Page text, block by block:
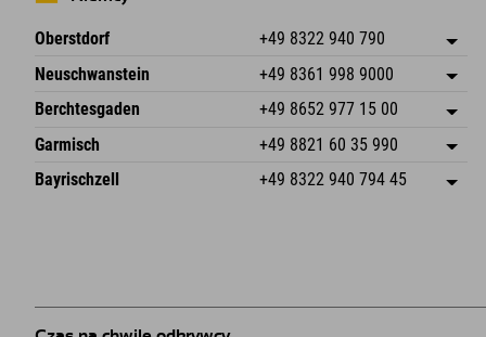
Oberstdorf +49 8322 940 790
An der Breitach 3
Niemcy
Zapisz adres
Książka
Neuschwanstein +49 8361 998 9000
An der Riese 45
87484 Nesselwang im Allgäu
Niemcy
Zapisz adres
Książka
Berchtesgaden +49 8652 977 15 00
Hofreitstr. 7
Niemcy
Zapisz adres
Książka
Garmisch +49 8821 60 35 990
Frickenstraße 22
82490 Farchant
Zapisz adres
Bayrischzell +49 8322 940 794 45